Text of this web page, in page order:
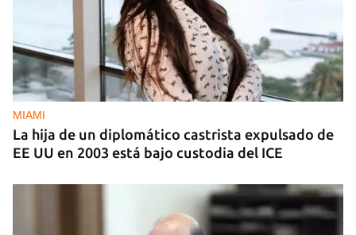
MIAMI
La hija de un diplomático castrista expulsado de
EE UU en 2003 está bajo custodia del ICE